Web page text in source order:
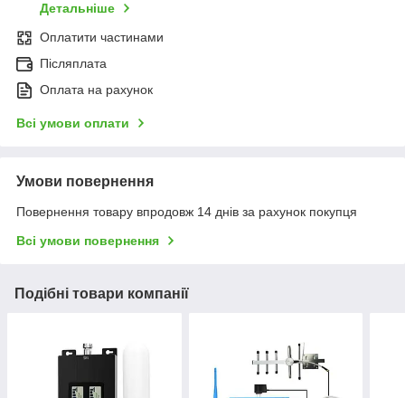
Детальніше
Оплатити частинами
Післяплата
Оплата на рахунок
Всі умови оплати
Умови повернення
Повернення товару впродовж 14 днів за рахунок покупця
Всі умови повернення
Подібні товари компанії